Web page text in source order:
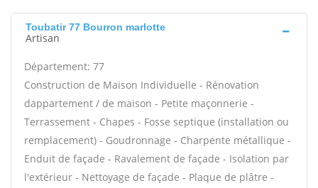
Toubatir 77 Bourron marlotte
Artisan
Département: 77
Construction de Maison Individuelle - Rénovation
dappartement / de maison - Petite maçonnerie -
Terrassement - Chapes - Fosse septique (installation ou
remplacement) - Goudronnage - Charpente métallique -
Enduit de façade - Ravalement de façade - Isolation par
l'extérieur - Nettoyage de façade - Plaque de plâtre -